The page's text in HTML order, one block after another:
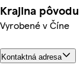
Krajina pôvodu
Vyrobené v Číne
Kontaktná adresa